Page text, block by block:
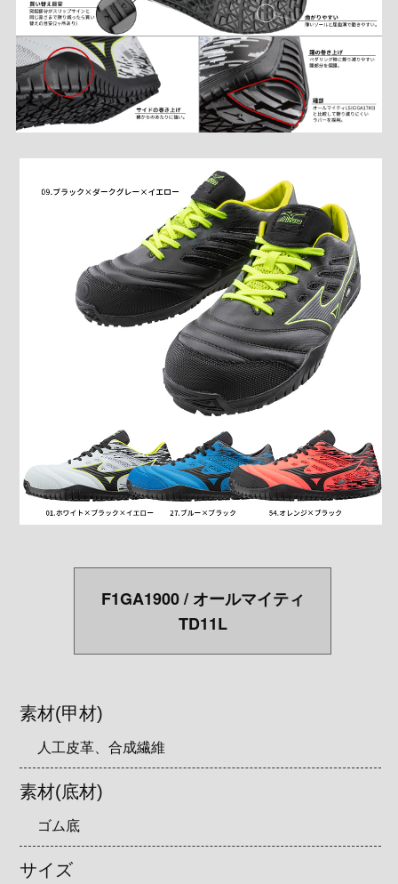
F1GA1900 / オールマイティ
TD11L
素材(甲材)
人工皮革、合成繊維
素材(底材)
ゴム底
サイズ